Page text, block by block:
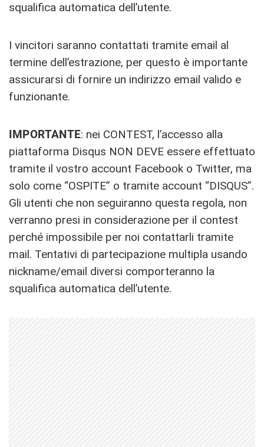
squalifica automatica dell’utente.
I vincitori saranno contattati tramite email al
termine dell’estrazione, per questo è importante
assicurarsi di fornire un indirizzo email valido e
funzionante.
IMPORTANTE: nei CONTEST, l’accesso alla
piattaforma Disqus NON DEVE essere effettuato
tramite il vostro account Facebook o Twitter, ma
solo come “OSPITE” o tramite account “DISQUS”.
Gli utenti che non seguiranno questa regola, non
verranno presi in considerazione per il contest
perché impossibile per noi contattarli tramite
mail. Tentativi di partecipazione multipla usando
nickname/email diversi comporteranno la
squalifica automatica dell’utente.